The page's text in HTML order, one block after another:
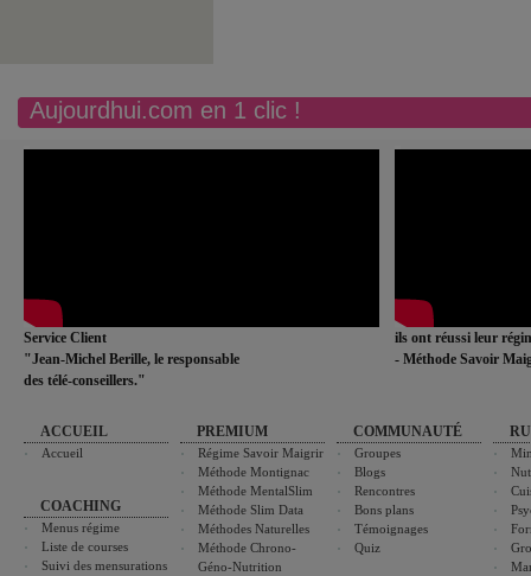
Aujourdhui.com en 1 clic !
Service Client
"Jean-Michel Berille, le responsable
des télé-conseillers."
ils ont réussi leur
- Méthode Savoir
ACCUEIL
Accueil
COACHING
Menus régime
Liste de courses
Suivi des mensurations
PREMIUM
Régime Savoir Maigrir
Méthode Montignac
Méthode MentalSlim
Méthode Slim Data
Méthodes Naturelles
Méthode Chrono-
Géno-Nutrition
COMMUNAUTÉ
Groupes
Blogs
Rencontres
Bons plans
Témoignages
Quiz